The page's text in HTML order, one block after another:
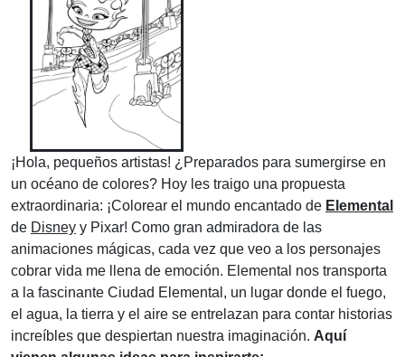
¡Hola, pequeños artistas! ¿Preparados para sumergirse en
un océano de colores? Hoy les traigo una propuesta
extraordinaria: ¡Colorear el mundo encantado de Elemental
de Disney y Pixar! Como gran admiradora de las
animaciones mágicas, cada vez que veo a los personajes
cobrar vida me llena de emoción. Elemental nos transporta
a la fascinante Ciudad Elemental, un lugar donde el fuego,
el agua, la tierra y el aire se entrelazan para contar historias
increíbles que despiertan nuestra imaginación. Aquí